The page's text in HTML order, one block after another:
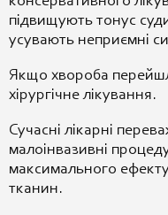
підвищують тонус
усувають неприємні
Якщо хвороба
хірургічне лікування.
Сучасні лікарні
малоінвазивні
максимального
тканин.